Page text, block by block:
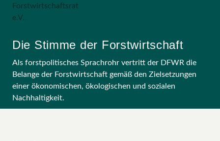
Die Stimme der Forstwirtschaft
Als forstpolitisches Sprachrohr vertritt der DFWR die
Belange der Forstwirtschaft gemäß den Zielsetzungen
einer ökonomischen, ökologischen und sozialen
Nachhaltigkeit.